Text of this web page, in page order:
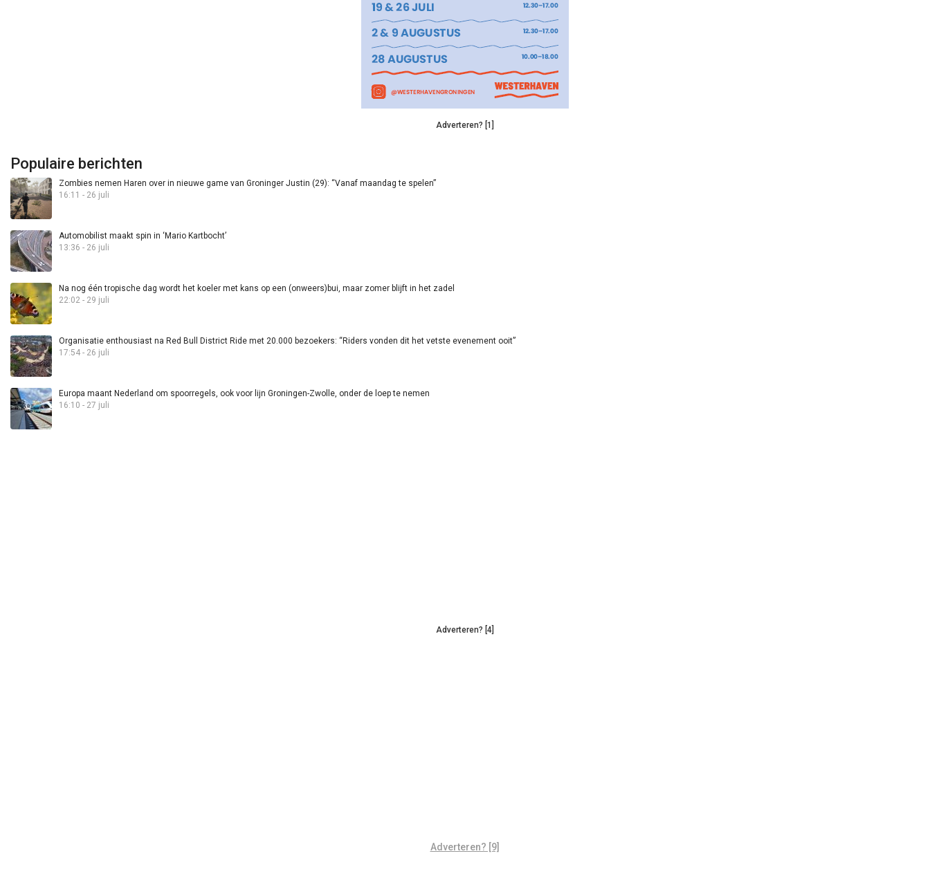
Adverteren? [1]
Populaire berichten
Zombies nemen Haren over in nieuwe game van Groninger Justin (29): “Vanaf maandag te spelen”
16:11 - 26 juli
Automobilist maakt spin in ‘Mario Kartbocht’
13:36 - 26 juli
Na nog één tropische dag wordt het koeler met kans op een (onweers)bui, maar zomer blijft in het zadel
22:02 - 29 juli
Organisatie enthousiast na Red Bull District Ride met 20.000 bezoekers: “Riders vonden dit het vetste evenement ooit”
17:54 - 26 juli
Europa maant Nederland om spoorregels, ook voor lijn Groningen-Zwolle, onder de loep te nemen
16:10 - 27 juli
Adverteren? [4]
Adverteren? [9]